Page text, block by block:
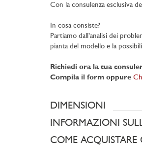
Con la consulenza esclusiva
In cosa consiste?
Partiamo dall’analisi dei
pianta del modello e la
Richiedi ora la tua
Compila il form oppure
DIMENSIONI
INFORMAZIONI
COME ACQUISTARE